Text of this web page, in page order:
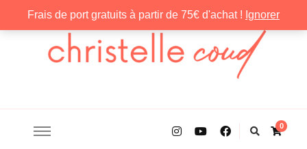
Frais de port gratuits à partir de 75€ d'achat ! Ignorer
0